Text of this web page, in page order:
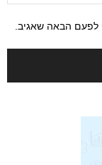
לפעם הבאה שאגיב.